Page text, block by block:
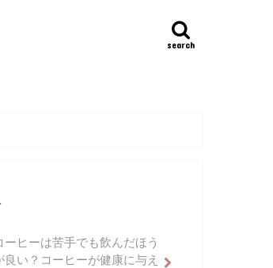
search
ーヒーは苦手でも飲んだほう
良い？コーヒーが健康に与え